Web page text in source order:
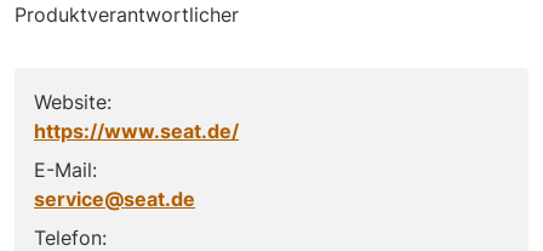
Produktverantwortlicher
Website:
https://www.seat.de/
E-Mail:
service@seat.de
Telefon: